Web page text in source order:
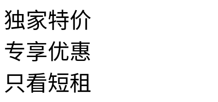
独家特价
专享优惠
只看短租